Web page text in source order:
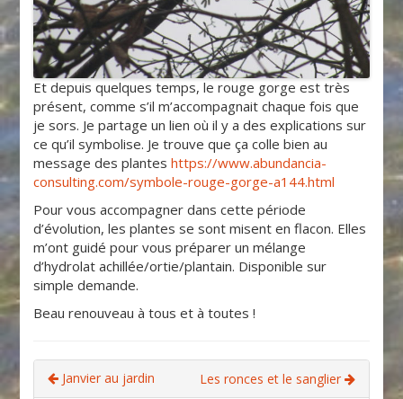
Et depuis quelques temps, le rouge gorge est très
présent, comme s’il m’accompagnait chaque fois que
je sors. Je partage un lien où il y a des explications sur
ce qu’il symbolise. Je trouve que ça colle bien au
message des planteshttps://www.abundancia-
consulting.com/symbole-rouge-gorge-a144.html
Pour vous accompagner dans cette période
d’évolution, les plantes se sont misent en flacon. Elles
m’ont guidé pour vous préparer un mélange
d’hydrolat achillée/ortie/plantain. Disponible sur
simple demande.
Beau renouveau à tous et à toutes !
Janvier au jardin Les ronces et le sanglier